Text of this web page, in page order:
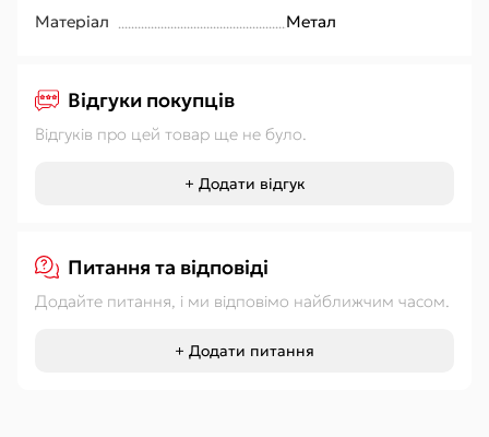
Матеріал
Метал
Відгуки покупців
Відгуків про цей товар ще не було.
+ Додати відгук
Питання та відповіді
Додайте питання, і ми відповімо найближчим часом.
+ Додати питання